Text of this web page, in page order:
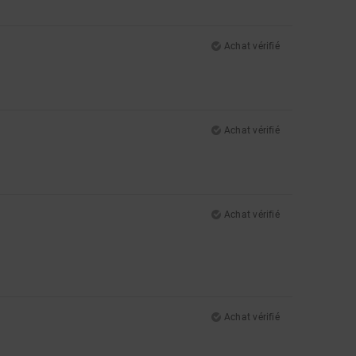
Achat vérifié
Achat vérifié
Achat vérifié
Achat vérifié